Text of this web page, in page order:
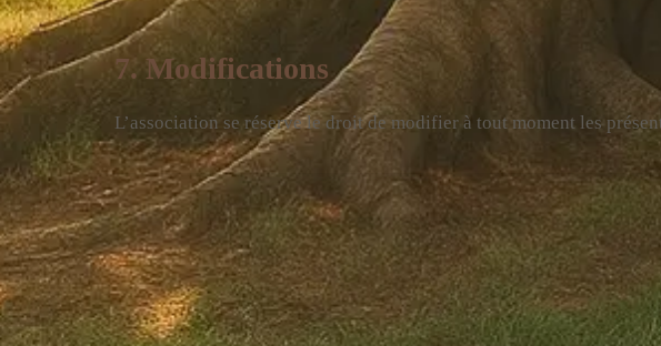
7. Modifications
L’association se réserve le droit de modifier à tout moment les